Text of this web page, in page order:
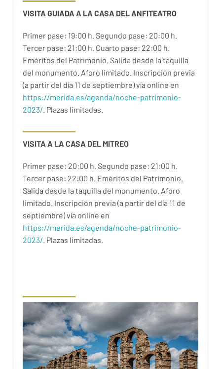
VISITA GUIADA A LA CASA DEL ANFITEATRO
Primer pase: 19:00 h. Segundo pase: 20:00 h.
Tercer pase: 21:00 h. Cuarto pase: 22:00 h.
Eméritos del Patrimonio. Salida desde la taquilla
del monumento. Aforo limitado. Inscripción previa
(a partir del día 11 de septiembre) vía online en
https://merida.es/agenda/noche-patrimonio-
2023/. Plazas limitadas.
VISITA A LA CASA DEL MITREO
Primer pase: 20:00 h. Segundo pase: 21:00 h.
Tercer pase: 22:00 h. Eméritos del Patrimonio.
Salida desde la taquilla del monumento. Aforo
limitado. Inscripción previa (a partir del día 11 de
septiembre) vía online en
https://merida.es/agenda/noche-patrimonio-
2023/. Plazas limitadas.